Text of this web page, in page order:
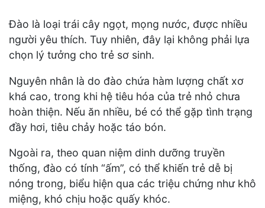
Đào là loại trái cây ngọt, mọng nước, được nhiều
người yêu thích. Tuy nhiên, đây lại không phải lựa
chọn lý tưởng cho trẻ sơ sinh.
Nguyên nhân là do đào chứa hàm lượng chất xơ
khá cao, trong khi hệ tiêu hóa của trẻ nhỏ chưa
hoàn thiện. Nếu ăn nhiều, bé có thể gặp tình trạng
đầy hơi, tiêu chảy hoặc táo bón.
Ngoài ra, theo quan niệm dinh dưỡng truyền
thống, đào có tính “ấm”, có thể khiến trẻ dễ bị
nóng trong, biểu hiện qua các triệu chứng như khô
miệng, khó chịu hoặc quấy khóc.